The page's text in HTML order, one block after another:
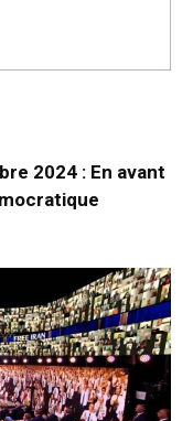
2024 : En avant